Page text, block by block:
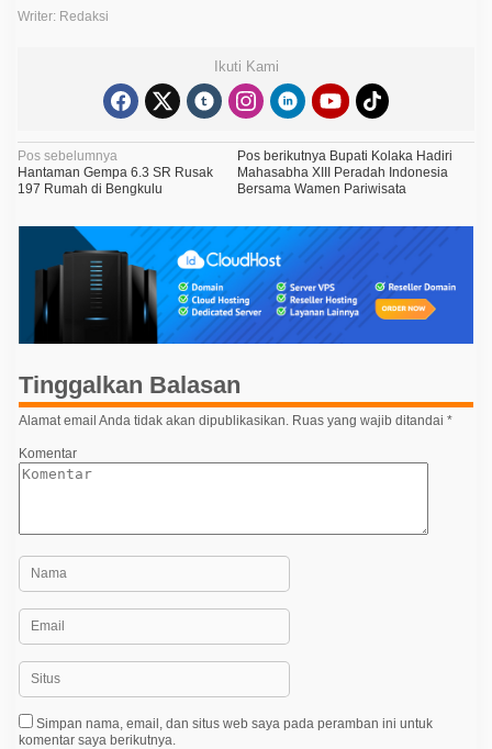
Writer: Redaksi
Ikuti Kami
N
a
v
p
o
s
Pos sebelumnya
Hantaman Gempa 6.3 SR Rusak
197 Rumah di Bengkulu
Pos berikutnyaBupati Kolaka Hadiri
Mahasabha XIII Peradah Indonesia
Bersama Wamen Pariwisata
Tinggalkan Balasan
Alamat email Anda tidak akan dipublikasikan. Ruas yang wajib ditandai *
Komentar
Simpan nama, email, dan situs web saya pada peramban ini untuk
komentar saya berikutnya.